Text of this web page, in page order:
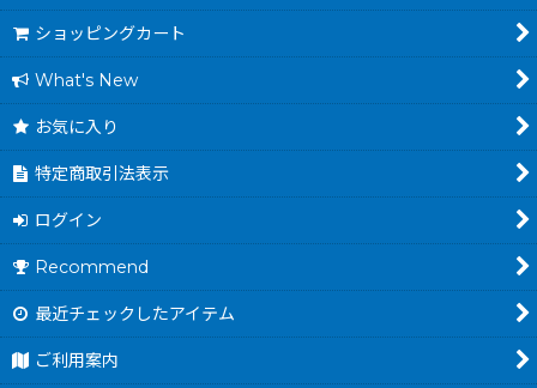
ショッピングカート
What's New
お気に入り
特定商取引法表示
ログイン
Recommend
最近チェックしたアイテム
ご利用案内